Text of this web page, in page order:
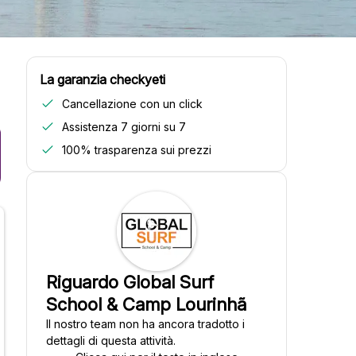
La garanzia checkyeti
Cancellazione con un click
Assistenza 7 giorni su 7
100% trasparenza sui prezzi
Riguardo Global Surf
School & Camp Lourinhã
Il nostro team non ha ancora tradotto i
dettagli di questa attività.